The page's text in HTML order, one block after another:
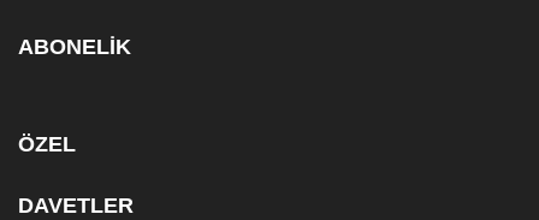
ABONELİK
ÖZEL
DAVETLER